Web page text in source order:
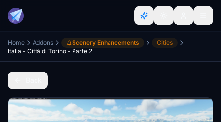
Home Addons Scenery Enhancements
Cities
Italia - Città di Torino - Parte 2